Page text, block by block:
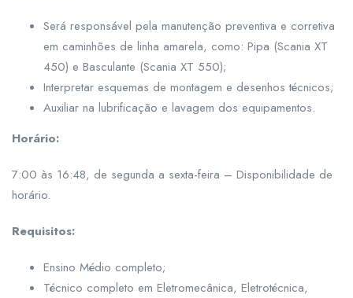
Será responsável pela manutenção preventiva e corretiva
em caminhões de linha amarela, como: Pipa (Scania XT
450) e Basculante (Scania XT 550);
Interpretar esquemas de montagem e desenhos técnicos;
Auxiliar na lubrificação e lavagem dos equipamentos.
Horário:
7:00 às 16:48, de segunda a sexta-feira – Disponibilidade de
horário.
Requisitos:
Ensino Médio completo;
Técnico completo em Eletromecânica, Eletrotécnica,